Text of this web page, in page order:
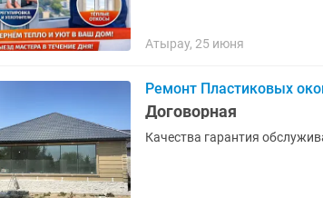
Атырау, 25 июня
Ремонт Пластиковых
Договорная
Качества гарантия